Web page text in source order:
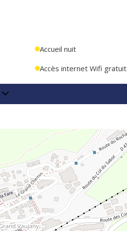
Accueil nuit
Accès internet Wifi gratuit